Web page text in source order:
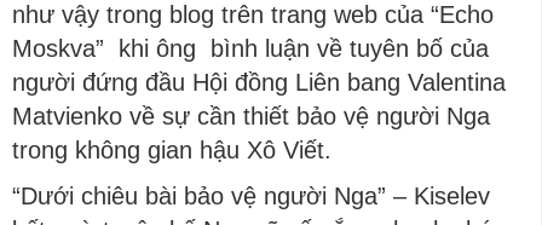
như vậy trong blog trên trang web của “Echo
Moskva” khi ông bình luận về tuyên bố của
người đứng đầu Hội đồng Liên bang Valentina
Matvienko về sự cần thiết bảo vệ người Nga
trong không gian hậu Xô Viết.
“Dưới chiêu bài bảo vệ người Nga” – Kiselev